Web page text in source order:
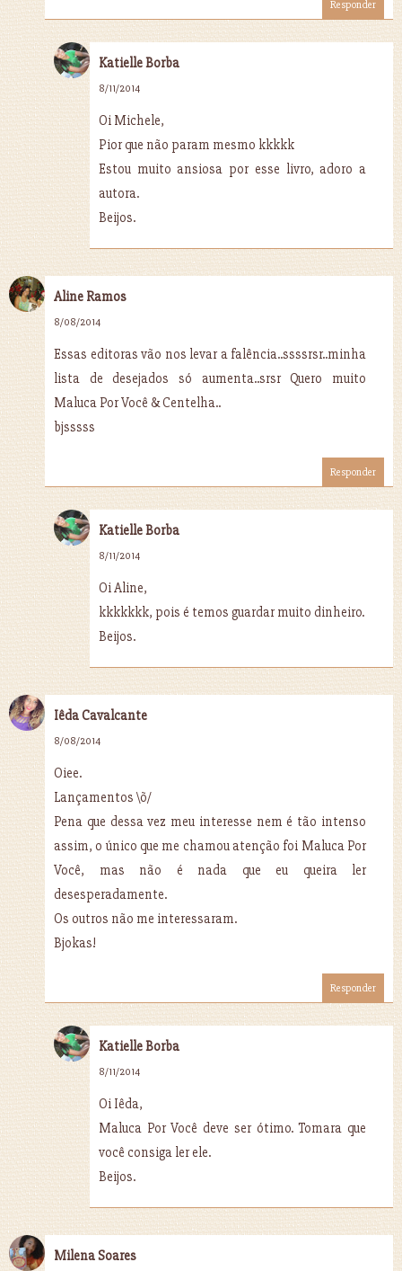
Responder
Katielle Borba
8/11/2014
Oi Michele,
Pior que não param mesmo kkkkk
Estou muito ansiosa por esse livro, adoro a
autora.
Beijos.
Aline Ramos
8/08/2014
Essas editoras vão nos levar a falência..ssssrsr..minha
lista de desejados só aumenta..srsr Quero muito
Maluca Por Você & Centelha..
bjsssss
Responder
Katielle Borba
8/11/2014
Oi Aline,
kkkkkkk, pois é temos guardar muito dinheiro.
Beijos.
Iêda Cavalcante
8/08/2014
Oiee.
Lançamentos \õ/
Pena que dessa vez meu interesse nem é tão intenso
assim, o único que me chamou atenção foi Maluca Por
Você, mas não é nada que eu queira ler
desesperadamente.
Os outros não me interessaram.
Bjokas!
Responder
Katielle Borba
8/11/2014
Oi Iêda,
Maluca Por Você deve ser ótimo. Tomara que
você consiga ler ele.
Beijos.
Milena Soares